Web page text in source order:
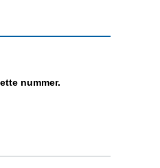
nummer.